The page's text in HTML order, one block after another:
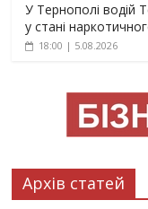
У Тернополі водій
у стані
18:00 | 5.08.2026
Архів статей